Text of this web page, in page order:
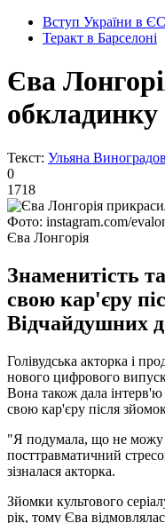
Вступ України в ЄС
Теракт в Барселоні
Єва
Текст: Ульяна
0
1718
Фото: instagram.com/
Єва Лонгорія
Знаменитість
свою кар'єру
Відчайдушних
Голівудська акторка і
нового цифрового
Вона також дала
свою кар'єру після
"Я подумала, що не можу
посттравматичний
зізналася акторка.
Зйомки культового
рік, тому Єва